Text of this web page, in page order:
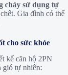
chảy sử dụng tự
Gia đình có thể
cho sức khỏe
kế căn hộ 2PN
gió tự nhiên: